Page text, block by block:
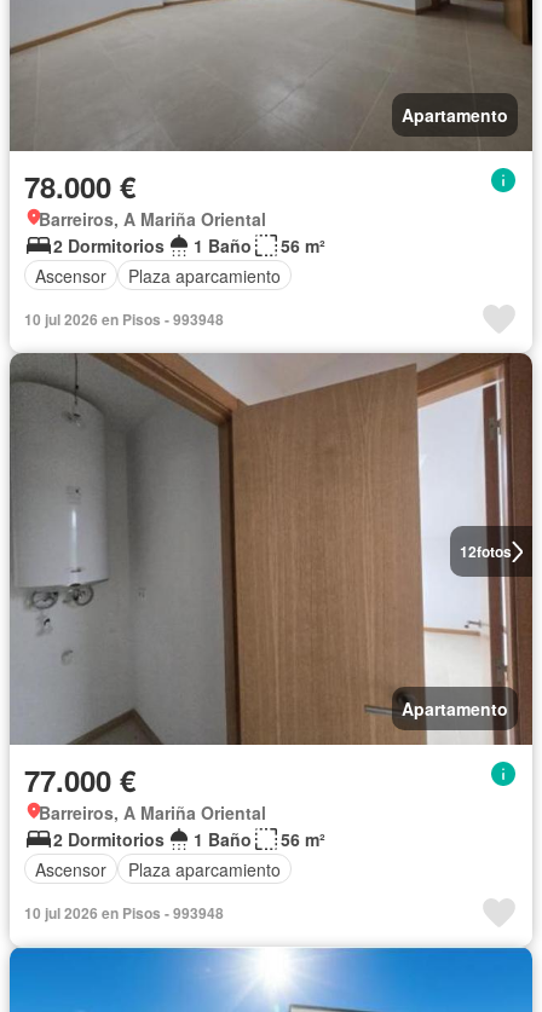
Apartamento
78.000 €
Barreiros, A Mariña Oriental
2 Dormitorios
1 Baño
56 m²
Ascensor
Plaza aparcamiento
10 jul 2026 en Pisos - 993948
12fotos
Apartamento
77.000 €
Barreiros, A Mariña Oriental
2 Dormitorios
1 Baño
56 m²
Ascensor
Plaza aparcamiento
10 jul 2026 en Pisos - 993948